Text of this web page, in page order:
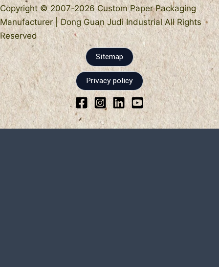
Copyright © 2007-2026 Custom Paper Packaging
Manufacturer | Dong Guan Judi Industrial All Rights
Reserved
Sitemap
Privacy policy